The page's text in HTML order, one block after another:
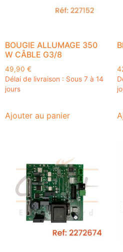
BOUGIE ALLUMAGE 350
W CÂBLE G3/8
49,90 €
Délai de livraison : Sous 7 à 14
jours
Ajouter au panier